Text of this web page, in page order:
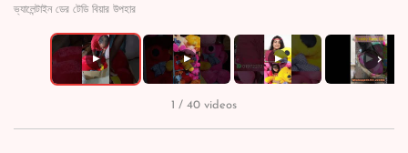
ভ্যালেন্টাইন ডের টেডি বিয়ার উপহার
▶ ▶ ▶ ▶ ›
1 / 40 videos